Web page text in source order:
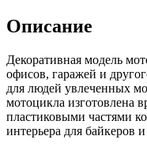
Описание
Декоративная модель
офисов, гаражей и
для людей увлеченных
мотоцикла изготовлена
пластиковыми частями
интерьера для байкеров